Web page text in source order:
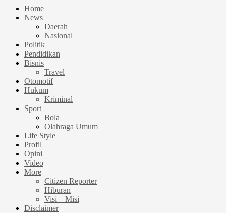
Home
News
Daerah
Nasional
Politik
Pendidikan
Bisnis
Travel
Otomotif
Hukum
Kriminal
Sport
Bola
Olahraga Umum
Life Style
Profil
Opini
Video
More
Citizen Reporter
Hiburan
Visi – Misi
Disclaimer